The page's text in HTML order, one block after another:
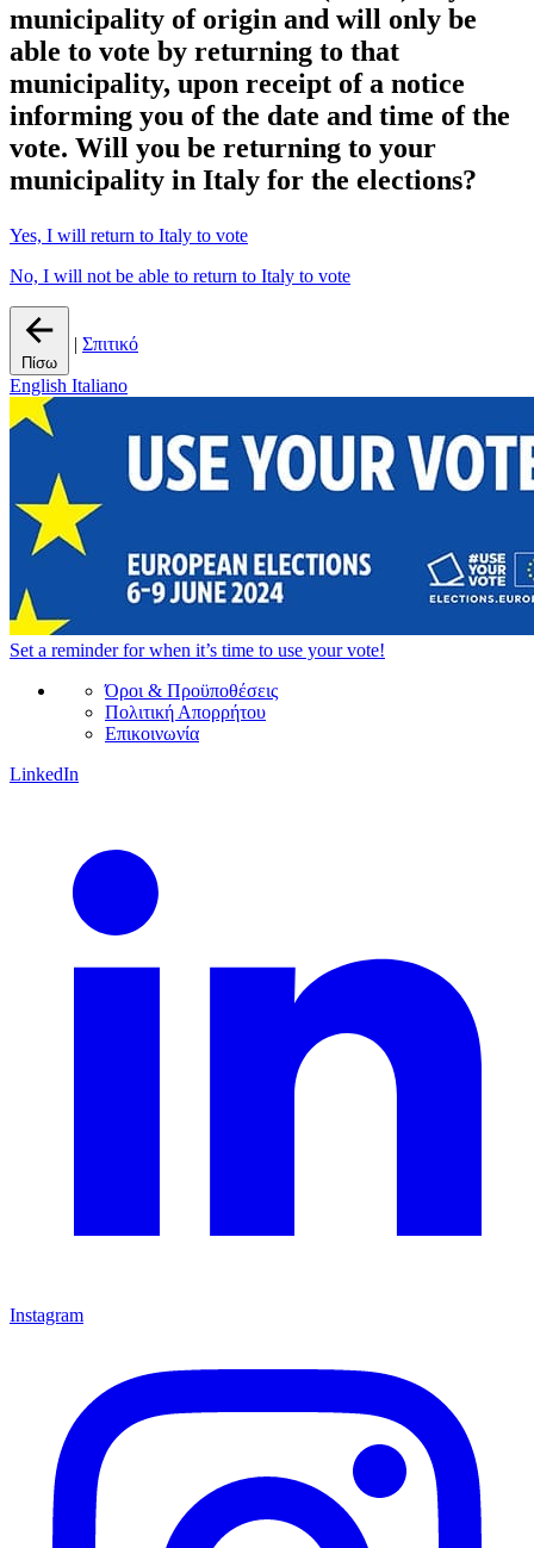
municipality of origin and will only be
able to vote by returning to that
municipality, upon receipt of a notice
informing you of the date and time of the
vote. Will you be returning to your
municipality in Italy for the elections?
Yes, I will return to Italy to vote
No, I will not be able to return to Italy to vote
Πίσω
| Σπιτικό
English Italiano
Set a reminderfor when it’s time to use your vote!
Όροι & Προϋποθέσεις
Πολιτική Απορρήτου
Επικοινωνία
LinkedIn
Instagram